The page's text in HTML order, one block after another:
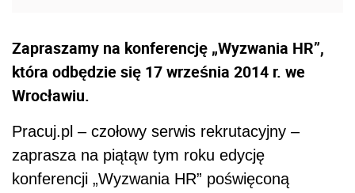
Zapraszamy na konferencję „Wyzwania HR”,
która odbędzie się 17 września 2014 r. we
Wrocławiu.
Pracuj.pl – czołowy serwis rekrutacyjny –
zaprasza na piątąw tym roku edycję
konferencji „Wyzwania HR” poświęconą